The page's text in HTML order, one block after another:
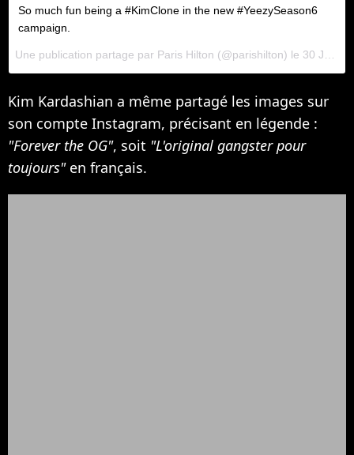
So much fun being a #KimClone in the new #YeezySeason6
campaign.
Une publication partage par Paris Hilton (@parishilton) le 30 Janv. 2018 11 :02 PST
Kim Kardashian a même partagé les images sur
son compte Instagram, précisant en légende :
"Forever the OG", soit "L'original gangster pour
toujours"en français.